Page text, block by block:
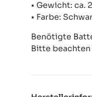
• Gewicht: ca.
• Farbe:
Benötigte
Bitte